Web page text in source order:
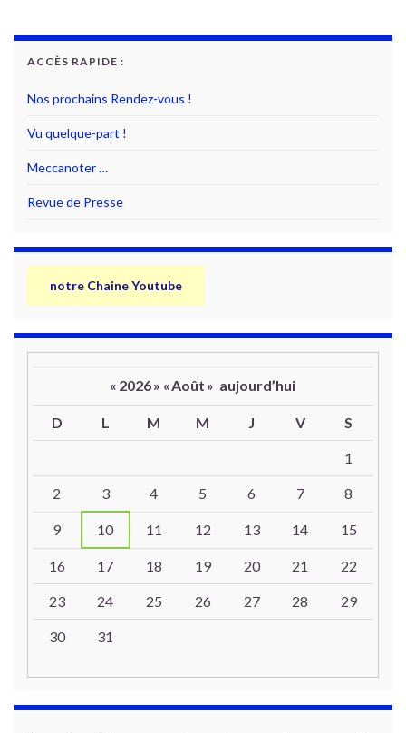
ACCÈS RAPIDE :
Nos prochains Rendez-vous !
Vu quelque-part !
Meccanoter …
Revue de Presse
notre Chaine Youtube
« 2026» «Août » aujourd’hui
D L M M J V S
1
2 3 4 5 6 7 8
9 10 11 12 13 14 15
16 17 18 19 20 21 22
23 24 25 26 27 28 29
30 31